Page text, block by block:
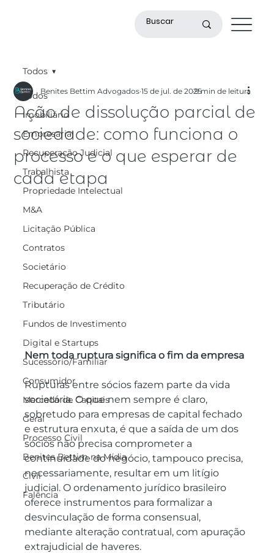
Todos
Imobiliário
Empresarial
Recuperação Judicial
Trabalhista
Propriedade Intelectual
M&A
Licitação Pública
Contratos
Societário
Recuperação de Crédito
Tributário
Fundos de Investimento
Digital e Startups
Sucessório/Familiar
Consumidor
Mercado de Capitais
Geral
Processo Civil
Benites Bettim na Mídia
Civil
Falência
Todos
Ação de dissolução parcial de
sociedade: como funciona o
processo e o que esperar de
cada etapa
Benites Bettim Advogados 15 de jul. de 20259 min de leitura
Nem toda ruptura significa o fim da empresa
Rupturas entre sócios fazem parte da vida
societária. O que nem sempre é claro,
sobretudo para empresas de capital fechado
e estrutura enxuta, é que a saída de um dos
sócios não precisa comprometer a
continuidade do negócio, tampouco precisa,
necessariamente, resultar em um litígio
judicial. O ordenamento jurídico brasileiro
oferece instrumentos para formalizar a
desvinculação de forma consensual,
mediante alteração contratual, com apuração
extrajudicial de haveres.